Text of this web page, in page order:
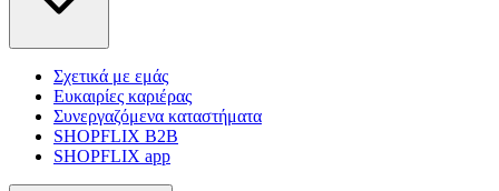
Σχετικά με εμάς
Ευκαιρίες καριέρας
Συνεργαζόμενα καταστήματα
SHOPFLIX B2B
SHOPFLIX app